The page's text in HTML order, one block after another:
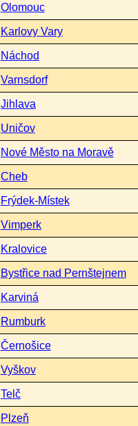
Olomouc
Karlovy Vary
Náchod
Varnsdorf
Jihlava
Uničov
Nové Město na Moravě
Cheb
Frýdek-Místek
Vimperk
Kralovice
Bystřice nad Pernštejnem
Karviná
Rumburk
Černošice
Vyškov
Telč
Plzeň